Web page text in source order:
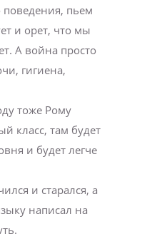
поведения, пьем
и орет, что мы
А война просто
гигиена,
тоже Рому
класс, там будет
и будет легче
и старался, а
написал на